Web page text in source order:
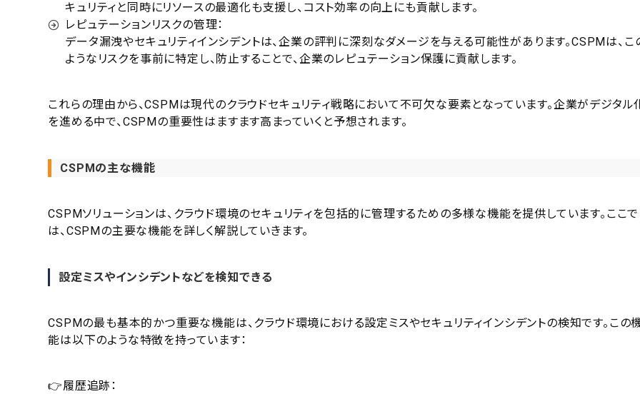
キュリティと同時にリソースの最適化も支援し、コスト効率の向上にも貢献します。
レピュテーションリスクの管理：
データ漏洩やセキュリティインシデントは、企業の評判に深刻なダメージを与える可能性があります。CSPMは、こ
ようなリスクを事前に特定し、防止することで、企業のレピュテーション保護に貢献します。
これらの理由から、CSPMは現代のクラウドセキュリティ戦略において不可欠な要素となっています。企業がデジタル
を進める中で、CSPMの重要性はますます高まっていくと予想されます。
CSPMの主な機能
CSPMソリューションは、クラウド環境のセキュリティを包括的に管理するための多様な機能を提供しています。ここで
は、CSPMの主要な機能を詳しく解説していきます。
設定ミスやインシデントなどを検知できる
CSPMの最も基本的かつ重要な機能は、クラウド環境における設定ミスやセキュリティインシデントの検知です。この
能は以下のような特徴を持っています：
👉履歴追跡：